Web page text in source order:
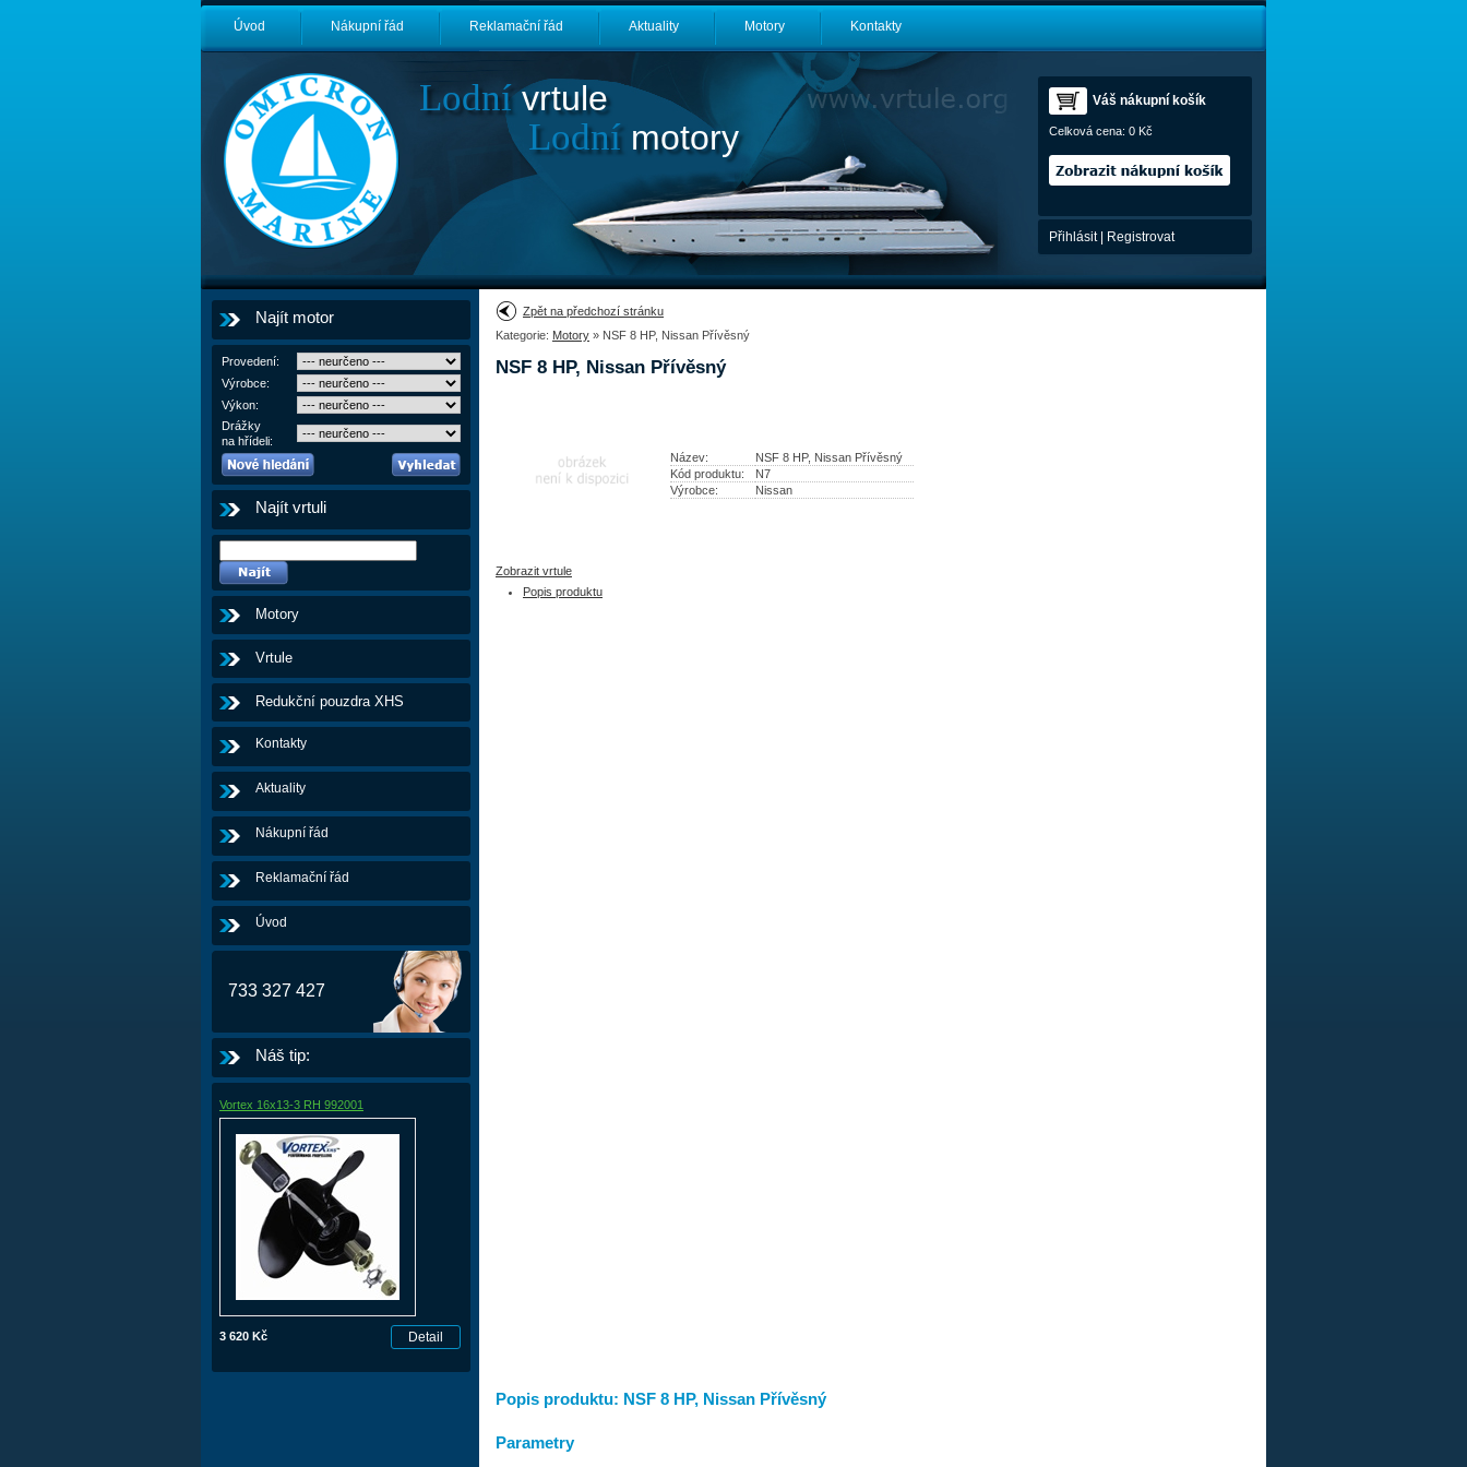
Úvod Nákupní řád Reklamační řád Aktuality Motory Kontakty
Lodnívrtule
Lodnímotory
Váš nákupní košík
Celková cena: 0 Kč
Přihlásit| Registrovat
Najít motor
Provedení:
Výrobce:
Výkon:
Drážky
na hřídeli:
Najít vrtuli
Motory
Vrtule
Redukční pouzdra XHS
Kontakty
Aktuality
Nákupní řád
Reklamační řád
Úvod
733 327 427
Náš tip:
Vortex 16x13-3 RH 992001
3 620 Kč
Zpět na předchozí stránku
Kategorie: Motory » NSF 8 HP, Nissan Přívěsný
NSF 8 HP, Nissan Přívěsný
Název:
NSF 8 HP, Nissan Přívěsný
Kód produktu:
N7
Výrobce:
Nissan
Zobrazit vrtule
Popis produktu
Popis produktu: NSF 8 HP, Nissan Přívěsný
Parametry